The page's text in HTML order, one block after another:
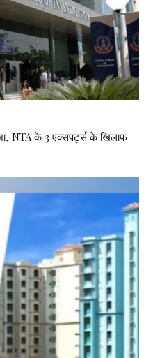
NTA के 3 एक्सपर्ट्स के खिलाफ